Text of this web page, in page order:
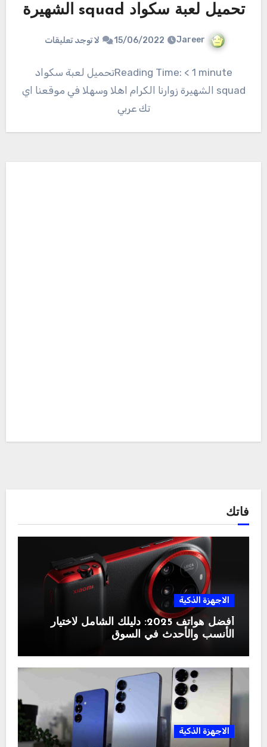
تحميل لعبة سكواد squad الشهيرة
Jareer
15/06/2022 لا توجد تعليقات
Reading Time: < 1 minuteتحميل لعبة سكواد
squad الشهيرة زوارنا الكرام اهلا وسهلا في موقعنا اي
تك عربي
فاتك
الاجهزة الذكية
أفضل هواتف 2025: دليلك الشامل لاختيار
الأنسب والأحدث في السوق
الاجهزة الذكية